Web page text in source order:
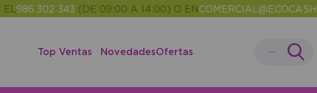
986 302 343 (DE 09:00 A 14:00) O ENCOMERCIAL@ECOCASH.ES
Top Ventas NovedadesOfertas ...